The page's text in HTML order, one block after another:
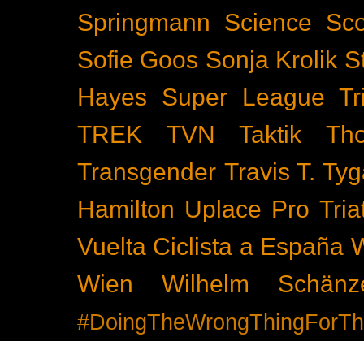
Springmann
Science
Sofie Goos Sonja Krolik
Hayes
Super League
TREK
TVN Taktik
Transgender Travis T.
Hamilton Uplace Pro
Vuelta Ciclista a España
Wien
Wilhelm